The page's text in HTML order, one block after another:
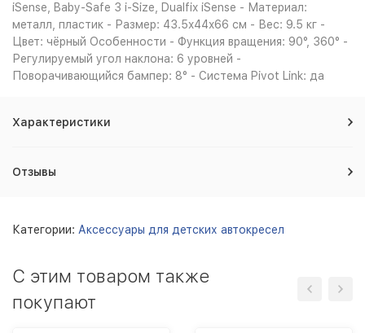
iSense, Baby-Safe 3 i-Size, Dualfix iSense - Материал:
металл, пластик - Размер: 43.5x44x66 см - Вес: 9.5 кг -
Цвет: чёрный Особенности - Функция вращения: 90°, 360° -
Регулируемый угол наклона: 6 уровней -
Поворачивающийся бампер: 8° - Система Pivot Link: да
Характеристики
Отзывы
Категории: Аксессуары для детских автокресел
С этим товаром также
покупают